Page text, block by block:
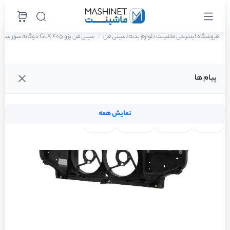
پیام ها
نمایش همه
فروشگاه اینترنتی ماشینت/لوازم بدنه/سینی فن سینی فن پژو 405 GLX دوگانه سوز سال 1388